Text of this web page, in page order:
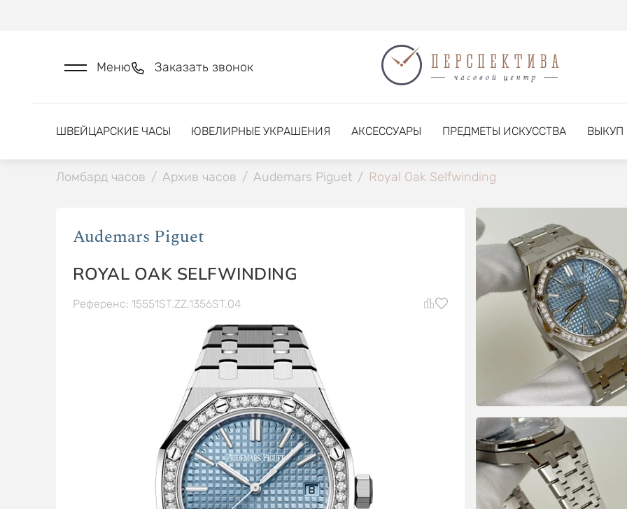
Меню Заказать звонок
ШВЕЙЦАРСКИЕ ЧАСЫ ЮВЕЛИРНЫЕ УКРАШЕНИЯ АКСЕССУАРЫ ПРЕДМЕТЫ ИСКУССТВА ВЫКУП
Ломбард часов / Архив часов / Audemars Piguet / Royal Oak Selfwinding
Audemars Piguet
ROYAL OAK SELFWINDING
Референс: 15551ST.ZZ.1356ST.04